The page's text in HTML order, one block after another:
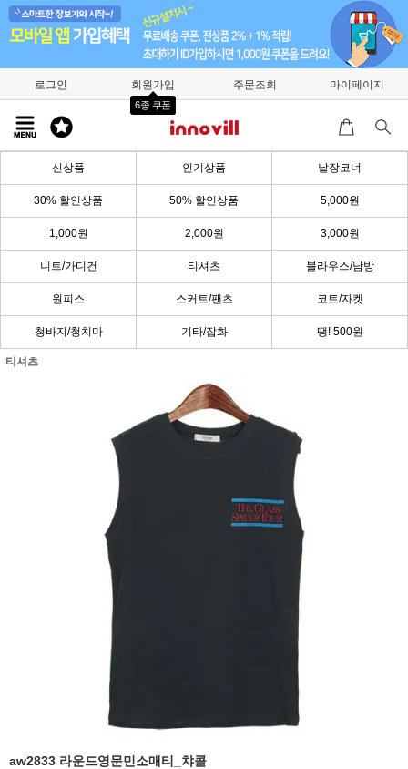
로그인 회원가입
6종 쿠폰
주문조회 마이페이지
신상품 인기상품 낱장코너
30% 할인상품 50% 할인상품 5,000원
1,000원 2,000원 3,000원
니트/가디건 티셔츠 블라우스/남방
원피스 스커트/팬츠 코트/자켓
청바지/청치마 기타/잡화 땡! 500원
티셔츠
aw2833 라운드영문민소매티_챠콜